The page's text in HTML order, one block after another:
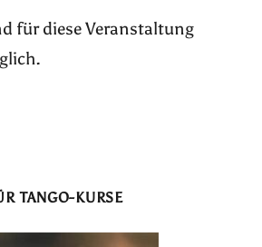
für diese Veranstaltung
TANGO-KURSE